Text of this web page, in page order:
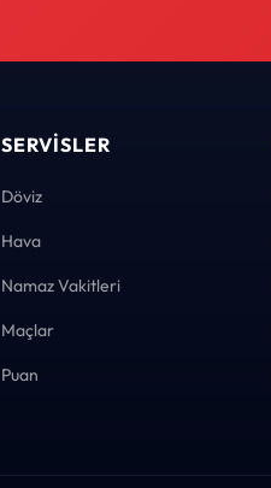
SERVISLER
Döviz
Hava
Namaz Vakitleri
Maçlar
Puan